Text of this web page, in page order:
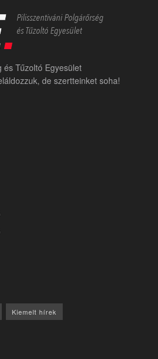
és Tűzoltó Egyesület
de szertteinket soha!
Kiemelt hírek